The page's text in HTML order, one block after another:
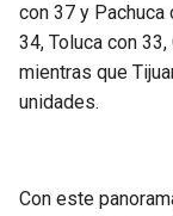
con 37 y Pachuca
34, Toluca con
mientras que
unidades.
Con este